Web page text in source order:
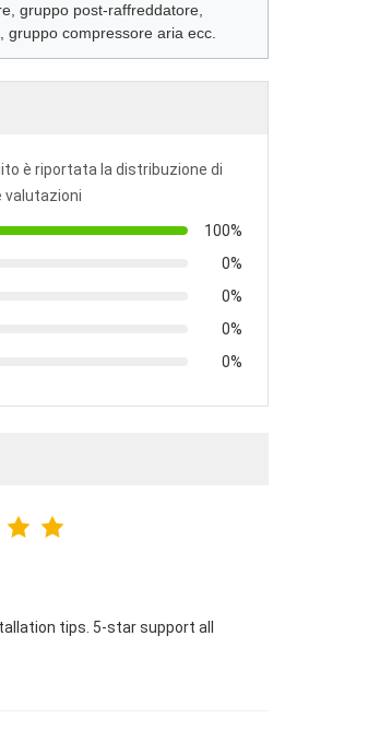
gruppo post-raffreddatore,
gruppo compressore aria ecc.
è riportata la distribuzione di
valutazioni
100%
0%
0%
0%
0%
tips. 5-star support all